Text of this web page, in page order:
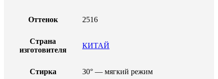
Оттенок 2516
Страна
изготовителя
КИТАЙ
Стирка 30° — мягкий режим